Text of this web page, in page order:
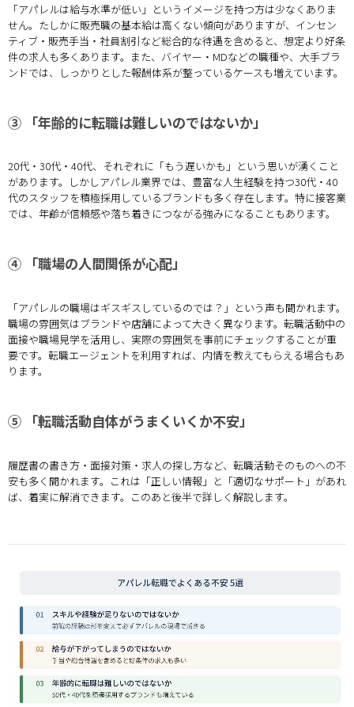
「アパレルは給与水準が低い」というイメージを持つ方は少なくありま
せん。たしかに販売職の基本給は高くない傾向がありますが、インセン
ティブ・販売手当・社員割引など総合的な待遇を含めると、想定より好条
件の求人も多くあります。また、バイヤー・MDなどの職種や、大手ブラ
ンドでは、しっかりとした報酬体系が整っているケースも増えています。
③ 「年齢的に転職は難しいのではないか」
20代・30代・40代、それぞれに「もう遅いかも」という思いが湧くこと
があります。しかしアパレル業界では、豊富な人生経験を持つ30代・40
代のスタッフを積極採用しているブランドも多く存在します。特に接客業
では、年齢が信頼感や落ち着きにつながる強みになることもあります。
④ 「職場の人間関係が心配」
「アパレルの職場はギスギスしているのでは？」という声も聞かれます。
職場の雰囲気はブランドや店舗によって大きく異なります。転職活動中の
面接や職場見学を活用し、実際の雰囲気を事前にチェックすることが重
要です。転職エージェントを利用すれば、内情を教えてもらえる場合もあ
ります。
⑤ 「転職活動自体がうまくいくか不安」
履歴書の書き方・面接対策・求人の探し方など、転職活動そのものへの不
安も多く聞かれます。これは「正しい情報」と「適切なサポート」があれ
ば、着実に解消できます。このあと後半で詳しく解説します。